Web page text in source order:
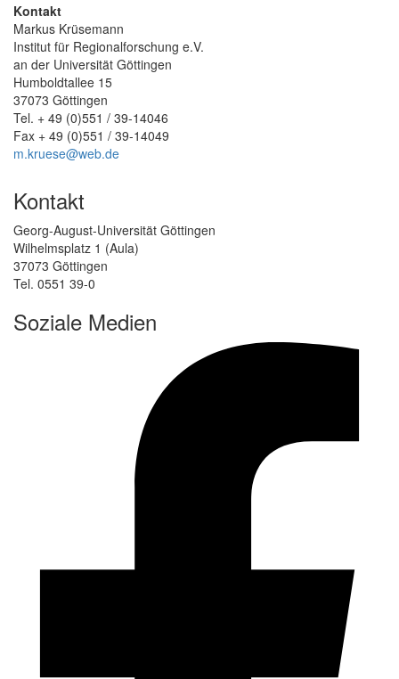
Kontakt
Markus Krüsemann
Institut für Regionalforschung e.V.
an der Universität Göttingen
Humboldtallee 15
37073 Göttingen
Tel. + 49 (0)551 / 39-14046
Fax + 49 (0)551 / 39-14049
m.kruese@web.de
Kontakt
Georg-August-Universität Göttingen
Wilhelmsplatz 1 (Aula)
37073 Göttingen
Tel. 0551 39-0
Soziale Medien